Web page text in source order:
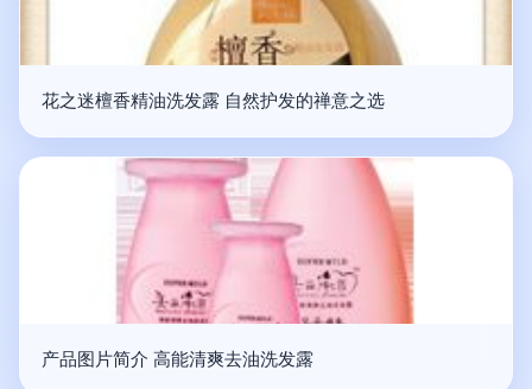
花之迷檀香精油洗发露 自然护发的禅意之选
产品图片简介 高能清爽去油洗发露